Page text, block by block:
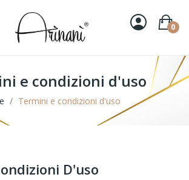
0
e condizioni d'uso
Termini e condizioni d'uso
D'uso